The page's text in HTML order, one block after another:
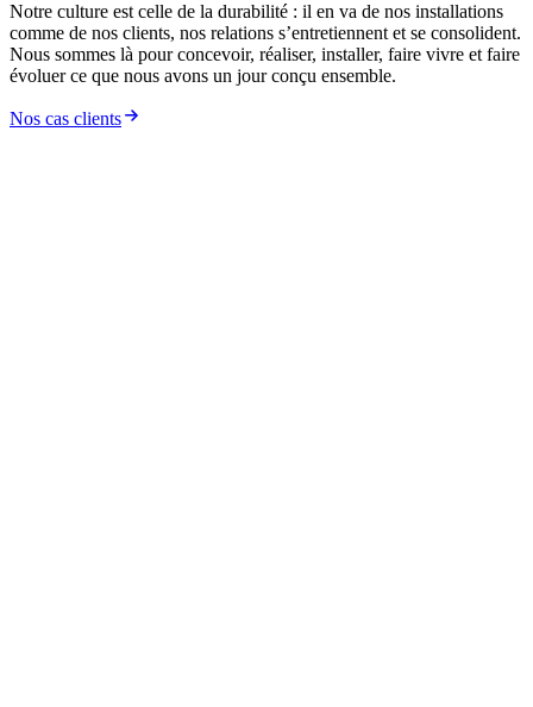
Notre culture est celle de la durabilité : il en va de nos installations
comme de nos clients, nos relations s’entretiennent et se consolident.
Nous sommes là pour concevoir, réaliser, installer, faire vivre et faire
évoluer ce que nous avons un jour conçu ensemble.
Nos cas clients